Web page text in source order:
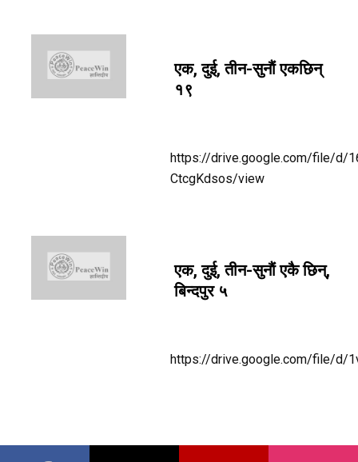
एक, दुई, तीन-सुनाैं एकछिन्
१९
https://drive.google.com/file/d/
CtcgKdsos/view
एक, दुई, तीन-सुनाैं एकै छिन्,
बिन्दपुर ५
https://drive.google.com/file/d/